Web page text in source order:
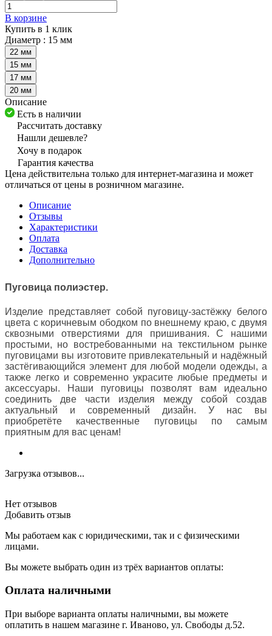
В корзине
Купить в 1 клик
Диаметр : 15 мм
22 мм
15 мм
17 мм
20 мм
Описание
Есть в наличии
Рассчитать доставку
Нашли дешевле?
Хочу в подарок
Гарантия качества
Цена действительна только для интернет-магазина и может
отличаться от цены в розничном магазине.
Описание
Отзывы
Характеристики
Оплата
Доставка
Дополнительно
Пуговица полиэстер.
Изделие представляет собой пуговицу-застёжку белого
цвета с коричневым ободком по внешнему краю,с двумя
сквозными отверстиями для пришивания. С нашими
простыми, но востребованными на текстильном рынке
пуговицами вы изготовите привлекательный и надёжный
застёгивающийся элемент для любой модели одежды, а
также легко и современно украсите любые предметы и
аксессуары. Наши пуговицы позволят вам идеально
соединить две части изделия между собой создав
актуальный и современный дизайн. У нас вы
приобретёте качественные пуговицы по самым
приятным для вас ценам!
Загрузка отзывов...
Нет отзывов
Добавить отзыв
Мы работаем как с юридическими, так и с физическими
лицами.
Вы можете выбрать один из трёх вариантов оплаты:
Оплата наличными
При выборе варианта оплаты наличными, вы можете
оплатить в нашем магазине г. Иваново, ул. Свободы д.52.